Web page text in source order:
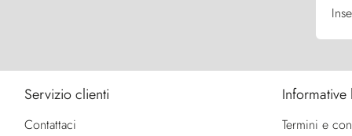
Servizio clienti
Contattaci
Informative
Termini e